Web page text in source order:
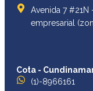
Avenida 7
empresarial
Cota -
(1)-8966161